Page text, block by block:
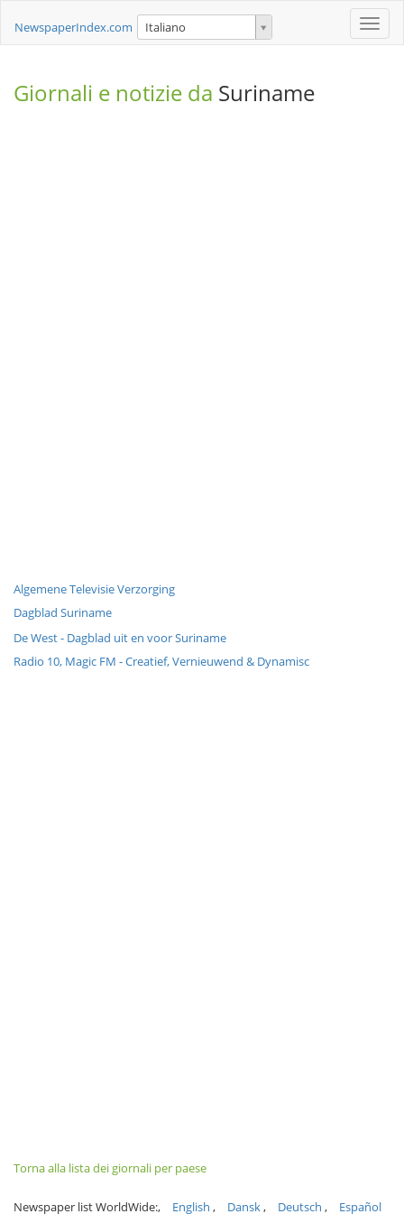
Toggle
NewspaperIndex.com Italiano
Giornali e notizie da Suriname
Algemene Televisie Verzorging
Dagblad Suriname
De West - Dagblad uit en voor Suriname
Radio 10, Magic FM - Creatief, Vernieuwend & Dynamisc
Torna alla lista dei giornali per paese
Newspaper list WorldWide: English Dansk Deutsch Español